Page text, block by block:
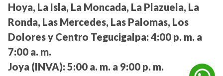
Hoya, La Isla, La Moncada, La Plazuela, La
Ronda, Las Mercedes, Las Palomas, Los
Dolores y Centro Tegucigalpa: 4:00 p. m. a
7:00 a. m.
Joya (INVA): 5:00 a. m. a 9:00 p. m.